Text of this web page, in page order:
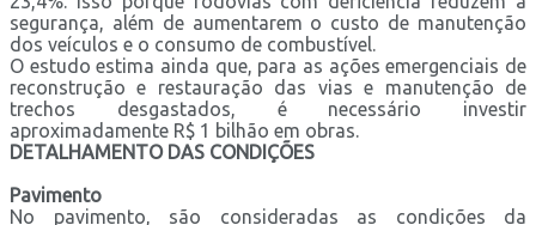
segurança, além de aumentarem o custo de manutenção
dos veículos e o consumo de combustível.
O estudo estima ainda que, para as ações emergenciais de
reconstrução e restauração das vias e manutenção de
trechos desgastados, é necessário investir
aproximadamente R$ 1 bilhão em obras.
DETALHAMENTO DAS CONDIÇÕES
Pavimento
No pavimento, são consideradas as condições da